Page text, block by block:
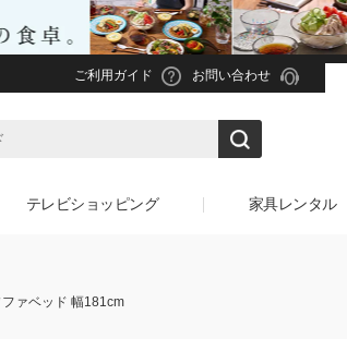
ご利用ガイド お問い合わせ
テレビショッピング 家具レンタル
ァベッド 幅181cm